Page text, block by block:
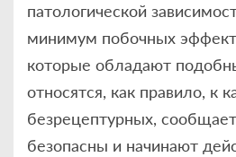
патологической
минимум побочных
которые обладают
относятся, как правило, к
безрецептурных,
безопасны и начинают